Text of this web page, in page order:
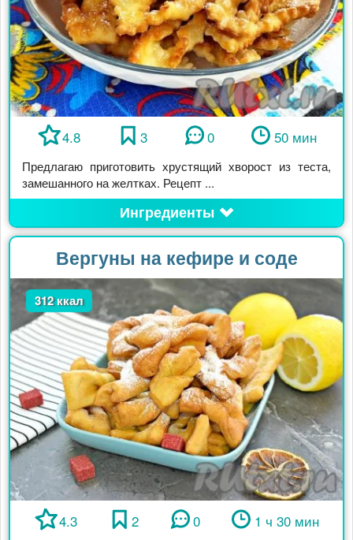
4.8 3 0 50 мин
Предлагаю приготовить хрустящий хворост из теста,
замешанного на желтках. Рецепт ...
Ингредиенты
Вергуны на кефире и соде
312 ккал
4.3 2 0 1 ч 30 мин